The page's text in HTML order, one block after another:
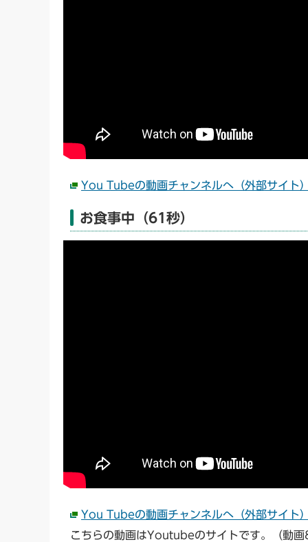
You Tubeの動画チャンネルへ（外部サイト
お食事中（61秒）
You Tubeの動画チャンネルへ（外部サイト
こちらの動画はYoutubeのサイトです。（動